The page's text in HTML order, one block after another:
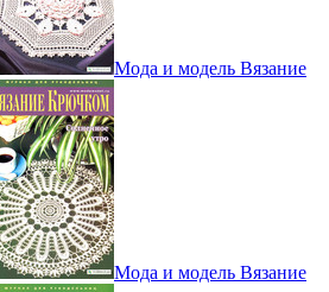
Мода и модель Вязание
Мода и модель Вязание